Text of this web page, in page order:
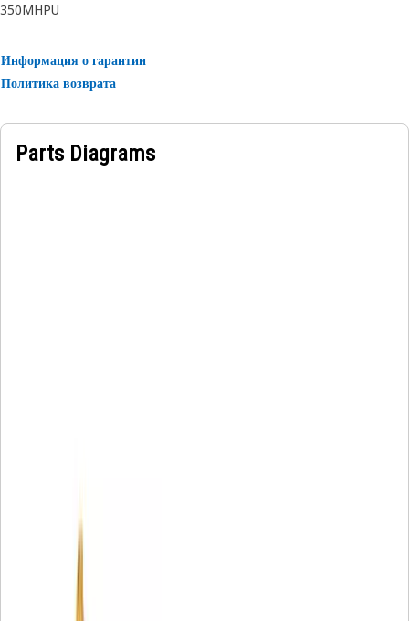
350MHPU
Информация о гарантии
Политика возврата
Parts Diagrams